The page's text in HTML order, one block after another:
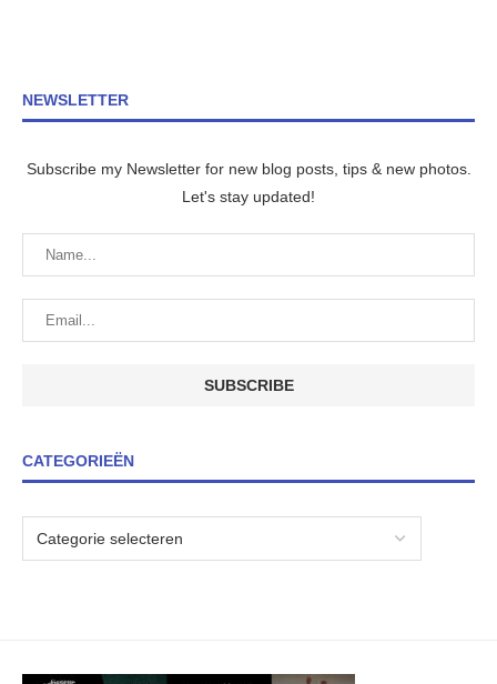
NEWSLETTER
Subscribe my Newsletter for new blog posts, tips & new photos.
Let's stay updated!
CATEGORIEËN